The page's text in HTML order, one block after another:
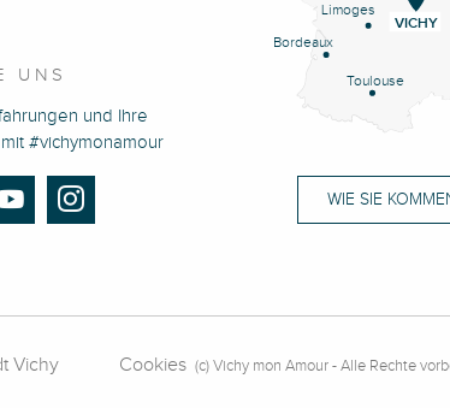
UNS
und Ihre
#vichymonamour
Limoges
Bordeaux
Toulouse
VICHY
WIE SIE
Vichy Cookies (c) Vichy mon Amour - Alle Rechte